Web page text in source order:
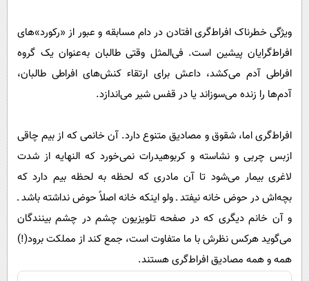
بین الملل
اجتماعی
حیات وحش
ویژگی خطرناک افراط‌گری افتادن در دام مسابقه و عبور از «رکورد»‌های
افراط‌گرایان پیشین است. فی‌المثل وقتی طالبان به‌عنوان یک گروه
افراطی آدم می‌کشد، داعش برای ارتقاء کنش‌های افراطی طالبان،
آدم‌ها را زنده می‌سوزاند یا در قفس شیر می‌اندازد.
افراط‌گری اما، شقوق و مصادیق متنوع دارد. آن خانمی که از بیم چاقی
ازبس چربی و نشاسته و کربوهیدرات نمی‌خورد که النهایه از شدت
لاغری بیمار می‌شود تا آن مادری که لحظه به لحظه بیم دارد که
بچه‌اش در حوض خانه نیفتد ـ ولو اینکه خانه اصلاً حوض نداشته باشد ـ
و آن خانم دیگری که در صفحه تلویزیون چشم در چشم بینندگان
می‌گوید هرکس نظرش با ما متفاوت است، جمع کند از مملکت برود(!)
همه و همه مصادیق افراط‌گری هستند.